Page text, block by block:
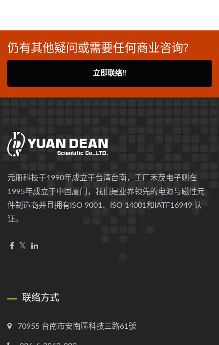
仍有其他疑问或需要任何商业咨询?
立即联络!!
元册科技于1990年成立于台湾台南，工厂禾茂电子则在
1995年成立于中国厦门，我们是业界领先的电源与磁性元
件制造商并且拥有ISO 9001、ISO 14001和IATF16949 认
证。
联络方式
70955 台南市安南區科技三路61號